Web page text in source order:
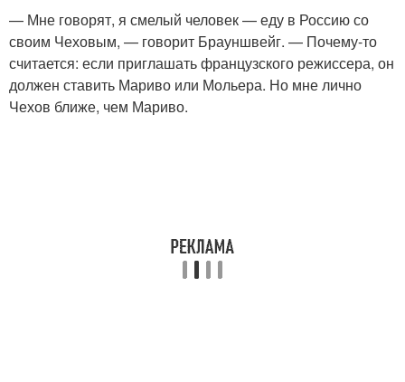
— Мне говорят, я смелый человек — еду в Россию со
своим Чеховым, — говорит Брауншвейг. — Почему-то
считается: если приглашать французского режиссера, он
должен ставить Мариво или Мольера. Но мне лично
Чехов ближе, чем Мариво.